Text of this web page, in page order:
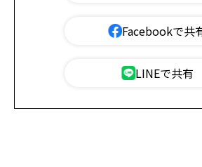
Facebookで共
LINEで共有